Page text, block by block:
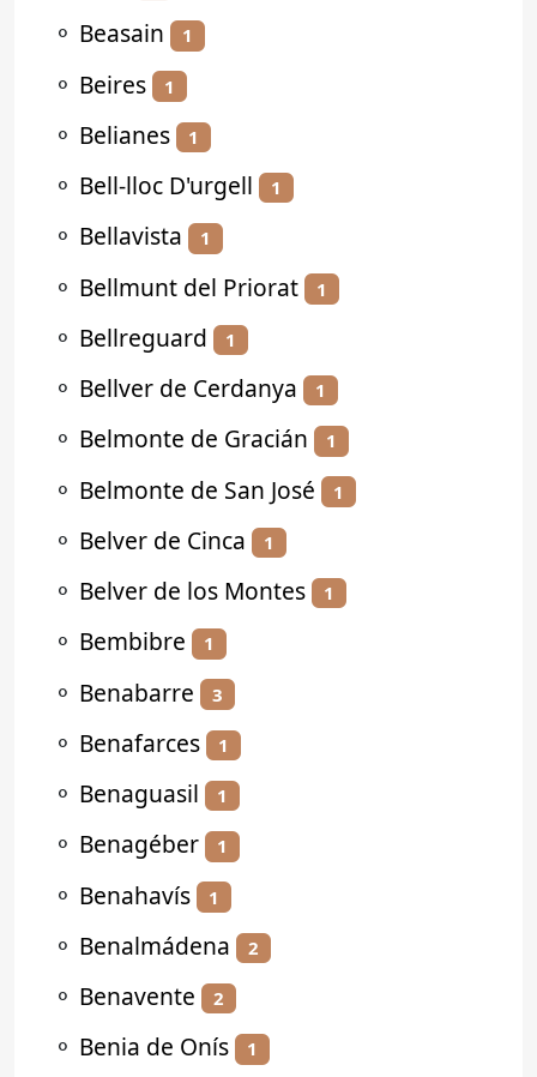
⚬ Beasain 1
⚬ Beires 1
⚬ Belianes 1
⚬ Bell-lloc D'urgell 1
⚬ Bellavista 1
⚬ Bellmunt del Priorat 1
⚬ Bellreguard 1
⚬ Bellver de Cerdanya 1
⚬ Belmonte de Gracián 1
⚬ Belmonte de San José 1
⚬ Belver de Cinca 1
⚬ Belver de los Montes 1
⚬ Bembibre 1
⚬ Benabarre 3
⚬ Benafarces 1
⚬ Benaguasil 1
⚬ Benagéber 1
⚬ Benahavís 1
⚬ Benalmádena 2
⚬ Benavente 2
⚬ Benia de Onís 1